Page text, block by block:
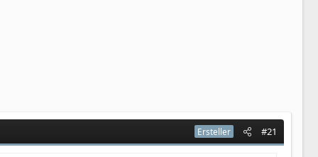
Ersteller #21